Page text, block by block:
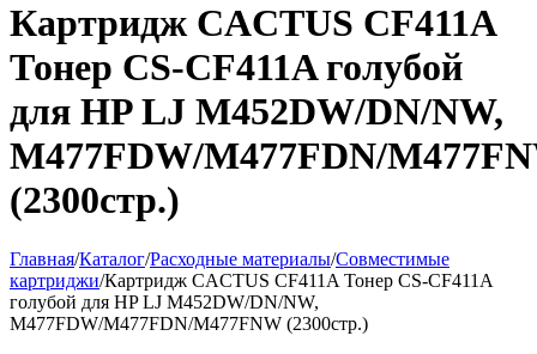
Картридж CACTUS CF411A
Тонер CS-CF411A голубой
для HP LJ M452DW/DN/NW,
M477FDW/M477FDN/
(2300стр.)
Главная/Каталог/Расходные материалы/Совместимые
картриджи/Картридж CACTUS CF411A Тонер CS-CF411A
голубой для HP LJ M452DW/DN/NW,
M477FDW/M477FDN/M477FNW (2300стр.)